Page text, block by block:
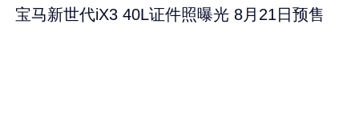
宝马新世代iX3 40L证件照曝光 8月21日预售